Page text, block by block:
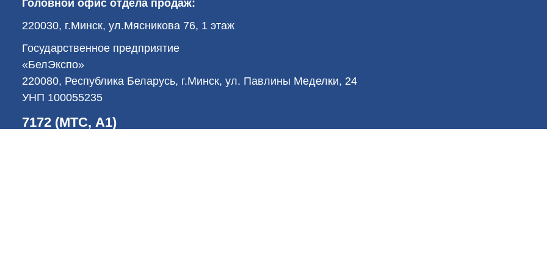
Головной офис отдела продаж:
220030, г.Минск, ул.Мясникова 76, 1 этаж
Государственное предприятие
«БелЭкспо»
220080, Республика Беларусь, г.Минск, ул. Павлины Меделки, 24
УНП 100055235
7172 (МТС, А1)